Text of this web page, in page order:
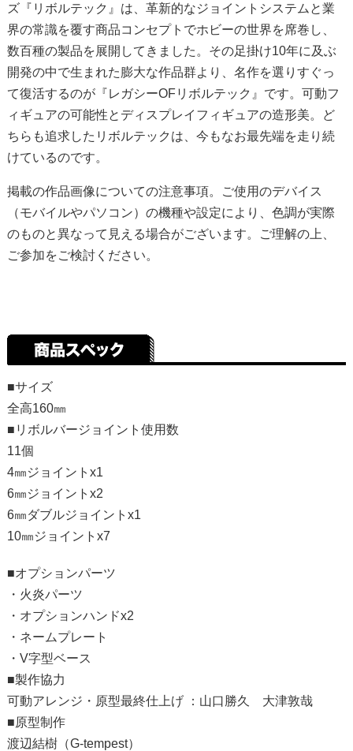
ズ『リボルテック』は、革新的なジョイントシステムと業
界の常識を覆す商品コンセプトでホビーの世界を席巻し、
数百種の製品を展開してきました。その足掛け10年に及ぶ
開発の中で生まれた膨大な作品群より、名作を選りすぐっ
て復活するのが『レガシーOFリボルテック』です。可動フ
ィギュアの可能性とディスプレイフィギュアの造形美。ど
ちらも追求したリボルテックは、今もなお最先端を走り続
けているのです。
掲載の作品画像についての注意事項。ご使用のデバイス
（モバイルやパソコン）の機種や設定により、色調が実際
のものと異なって見える場合がございます。ご理解の上、
ご参加をご検討ください。
■サイズ
全高160㎜
■リボルバージョイント使用数
11個
4㎜ジョイントx1
6㎜ジョイントx2
6㎜ダブルジョイントx1
10㎜ジョイントx7
■オプションパーツ
・火炎パーツ
・オプションハンドx2
・ネームプレート
・V字型ベース
■製作協力
可動アレンジ・原型最終仕上げ ：山口勝久 大津敦哉
■原型制作
渡辺結樹（G-tempest）